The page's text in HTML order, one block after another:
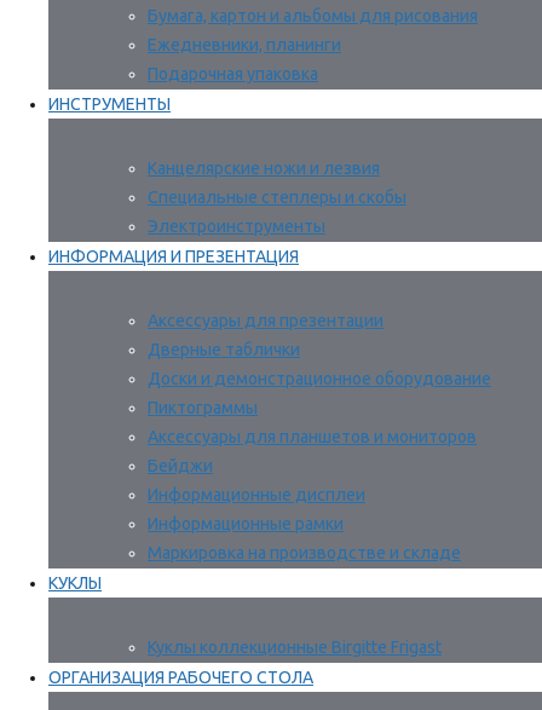
Бумага, картон и альбомы для рисования
Ежедневники, планинги
Подарочная упаковка
ИНСТРУМЕНТЫ
Канцелярские ножи и лезвия
Специальные степлеры и скобы
Электроинструменты
ИНФОРМАЦИЯ И ПРЕЗЕНТАЦИЯ
Аксессуары для презентации
Дверные таблички
Доски и демонстрационное оборудование
Пиктограммы
Аксессуары для планшетов и мониторов
Бейджи
Информационные дисплеи
Информационные рамки
Маркировка на производстве и складе
КУКЛЫ
Куклы коллекционные Birgitte Frigast
ОРГАНИЗАЦИЯ РАБОЧЕГО СТОЛА